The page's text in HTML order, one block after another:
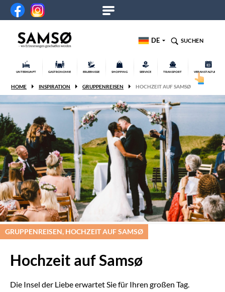
DE SUCHEN
UNTERKUNFT GASTRONOMIE ERLEBNISSE SHOPPING SERVICE TRANSPORT VERANSTALTUNGEN
HOME INSPIRATION GRUPPENREISEN HOCHZEIT AUF SAMSØ
GRUPPENREISEN, HOCHZEIT AUF SAMSØ
Hochzeit auf Samsø
Die Insel der Liebe erwartet Sie für Ihren großen Tag.